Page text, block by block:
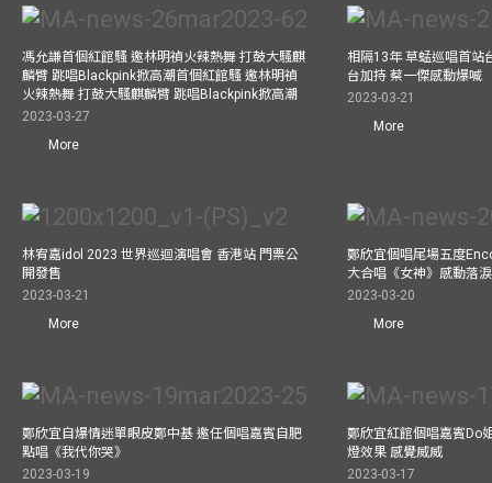
馮允謙首個紅館騷 邀林明禎火辣熱舞 打鼓大騷麒
麟臂 跳唱Blackpink掀高潮首個紅館騷 邀林明禎
火辣熱舞 打鼓大騷麒麟臂 跳唱Blackpink掀高潮
2023-03-27
More
相隔13年 草蜢巡唱首站
台加持 蔡一傑感動爆喊
2023-03-21
More
林宥嘉idol 2023 世界巡迴演唱會 香港站 門票公
開發售
2023-03-21
More
鄭欣宜個唱尾場五度
大合唱《女神》感動落淚
2023-03-20
More
鄭欣宜自爆情迷單眼皮鄭中基 邀任個唱嘉賓自肥
點唱《我代你哭》
2023-03-19
鄭欣宜紅館個唱嘉賓Do
燈效果 感覺威威
2023-03-17